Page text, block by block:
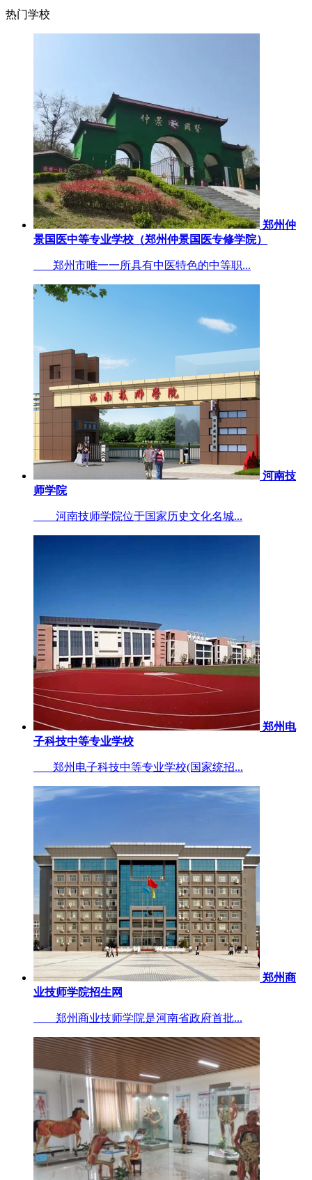
热门学校
郑州仲
景国医中等专业学校（郑州仲景国医专修学院）
郑州市唯一一所具有中医特色的中等职...
河南技
师学院
河南技师学院位于国家历史文化名城...
郑州电
子科技中等专业学校
郑州电子科技中等专业学校(国家统招...
郑州商
业技师学院招生网
郑州商业技师学院是河南省政府首批...